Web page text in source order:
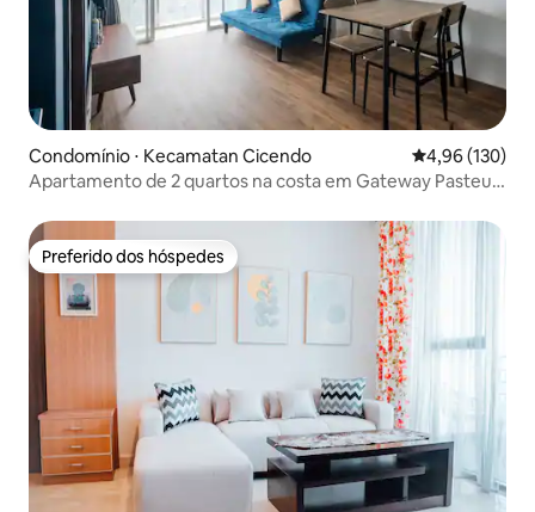
Condomínio ⋅ Kecamatan Cicendo 4,96 de uma
4,96 (130)
Apartamento de 2 quartos na costa em Gateway Pasteur
Preferido dos hóspedes
Preferido dos hóspedes